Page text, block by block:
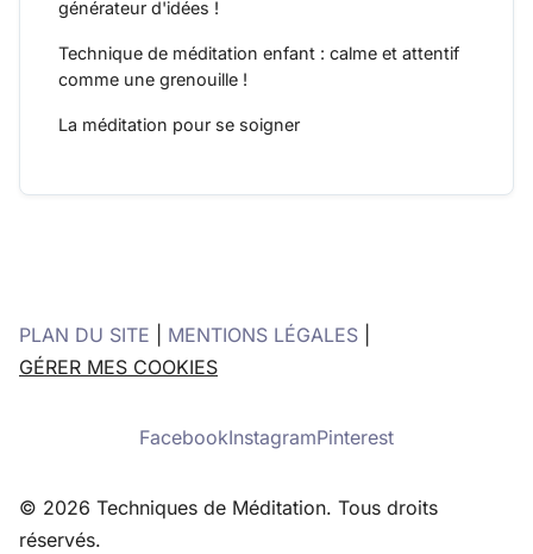
générateur d'idées !
Technique de méditation enfant : calme et attentif
comme une grenouille !
La méditation pour se soigner
PLAN DU SITE MENTIONS LÉGALES
GÉRER MES COOKIES
FacebookInstagramPinterest
© 2026 Techniques de Méditation. Tous droits
réservés.